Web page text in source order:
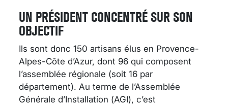
UN PRÉSIDENT CONCENTRÉ SUR SON
OBJECTIF
Ils sont donc 150 artisans élus en Provence-
Alpes-Côte d’Azur, dont 96 qui composent
l’assemblée régionale (soit 16 par
département). Au terme de l’Assemblée
Générale d’Installation (AGI), c’est